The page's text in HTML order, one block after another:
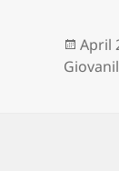
on
April